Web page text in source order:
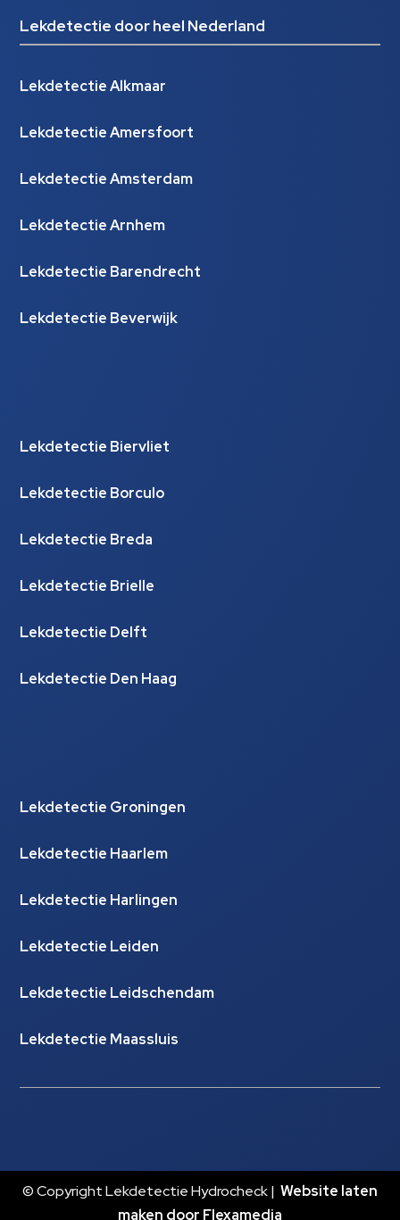
Lekdetectie door heel Nederland
Lekdetectie Alkmaar
Lekdetectie Amersfoort
Lekdetectie Amsterdam
Lekdetectie Arnhem
Lekdetectie Barendrecht
Lekdetectie Beverwijk
Lekdetectie Biervliet
Lekdetectie Borculo
Lekdetectie Breda
Lekdetectie Brielle
Lekdetectie Delft
Lekdetectie Den Haag
Lekdetectie Groningen
Lekdetectie Haarlem
Lekdetectie Harlingen
Lekdetectie Leiden
Lekdetectie Leidschendam
Lekdetectie Maassluis
© Copyright Lekdetectie Hydrocheck | Website laten
maken door Flexamedia